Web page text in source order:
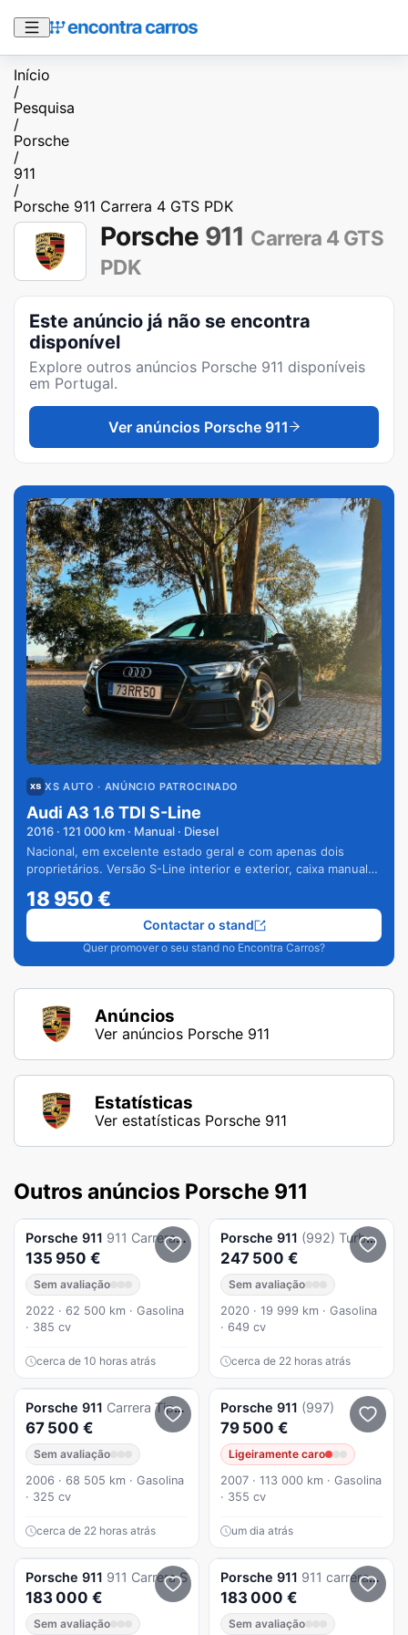
Início
/
Pesquisa
/
Porsche
/
911
/
Porsche 911 Carrera 4 GTS PDK
Porsche 911 Carrera 4 GTS
PDK
Este anúncio já não se encontra
disponível
Explore outros anúncios Porsche 911 disponíveis
em Portugal.
Ver anúncios Porsche 911
XS AUTO · ANÚNCIO PATROCINADO
Audi A3 1.6 TDI S-Line
2016 · 121 000 km · Manual · Diesel
Nacional, em excelente estado geral e com apenas dois
proprietários. Versão S-Line interior e exterior, caixa manual
18 950€
Quer promover o seu stand no Encontra Carros?
Contactar o stand
Anúncios
Ver anúncios Porsche 911
Estatísticas
Ver estatísticas Porsche 911
Outros anúncios Porsche 911
Porsche 911 911 Carrera Cabriolet PDK
135 950 €
Sem avaliação
2022 · 62 500 km · Gasolina
· 385 cv
cerca de 10 horas atrás
Porsche 911 (992) Turbo S PDK
247 500 €
Sem avaliação
2020 · 19 999 km · Gasolina
· 649 cv
cerca de 22 horas atrás
Porsche 911 Carrera Tiptronic
67 500 €
Sem avaliação
2006 · 68 505 km · Gasolina
· 325 cv
cerca de 22 horas atrás
Porsche 911 (997)
79 500 €
Ligeiramente caro
2007 · 113 000 km · Gasolina
· 355 cv
um dia atrás
Porsche 911 911 Carrera S
183 000 €
Sem avaliação
Porsche 911 911 carrera (992) Carrera S PDK
183 000 €
Sem avaliação